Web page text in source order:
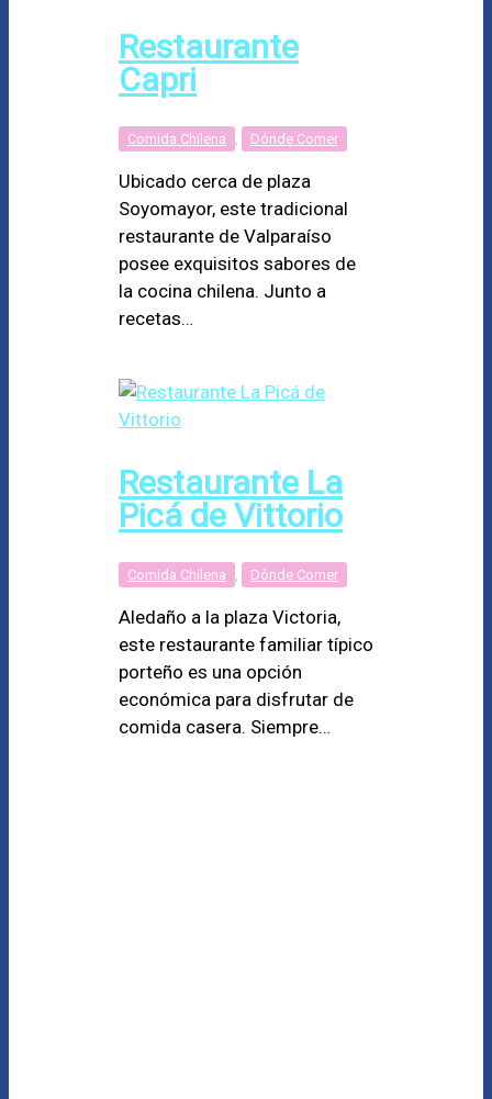
Restaurante
Capri
Comida Chilena Dónde Comer
Ubicado cerca de plaza
Soyomayor, este tradicional
restaurante de Valparaíso
posee exquisitos sabores de
la cocina chilena. Junto a
recetas…
Restaurante La
Picá de Vittorio
Comida Chilena Dónde Comer
Aledaño a la plaza Victoria,
este restaurante familiar típico
porteño es una opción
económica para disfrutar de
comida casera. Siempre…